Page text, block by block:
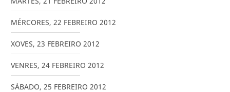
MÉRCORES, 22 FEBREIRO 2012
XOVES, 23 FEBREIRO 2012
VENRES, 24 FEBREIRO 2012
SÁBADO, 25 FEBREIRO 2012